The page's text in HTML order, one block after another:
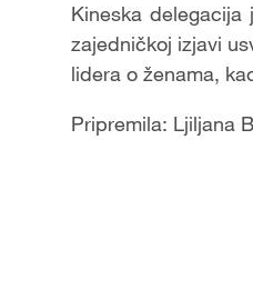
Kineska
zajedničkoj izjavi
lidera o ženama,
Pripremila: Ljiljana